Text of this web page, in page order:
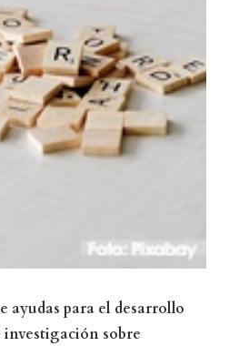
ayudas para el desarrollo
investigación sobre